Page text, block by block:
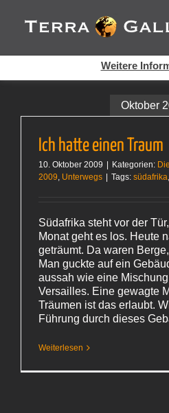
Inhalt
springen
Oktober
Ich hatte einen Traum
10. Oktober 2009 Kategorien:
2009, Unterwegs Tags: südafrika,
Südafrika steht vor der
Monat geht es los. Heute
geträumt. Da waren
Man guckte auf ein
aussah wie eine
Versailles. Eine gewagte
Träumen ist das erlaubt.
Führung durch dieses
Weiterlesen
Cookies helfen auf auf dieser
Dienste. Durch die Nutzung
Weitere